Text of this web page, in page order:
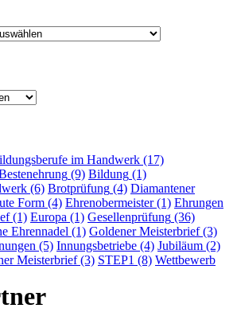
im Handwerk (17)
(9) Bildung (1)
(6) Brotprüfung (4) Diamantener
Form (4) Ehrenobermeister(1) Ehrungen
(1) Europa (1) Gesellenprüfung (36)
Ehrennadel (1) Goldener Meisterbrief(3)
(5) Innungsbetriebe (4) Jubiläum (2)
Meisterbrief(3) STEP1 (8) Wettbewerb